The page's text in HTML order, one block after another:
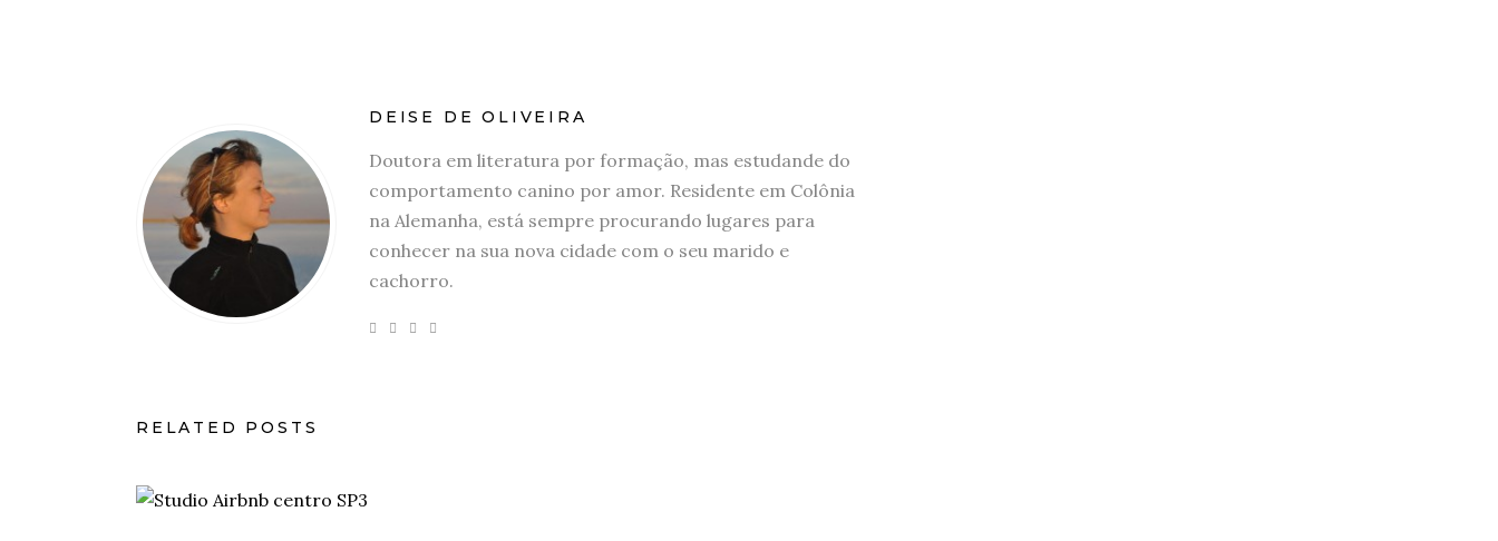
DEISE DE OLIVEIRA
Doutora em literatura por formação, mas estudande do
comportamento canino por amor. Residente em Colônia
na Alemanha, está sempre procurando lugares para
conhecer na sua nova cidade com o seu marido e
cachorro.
RELATED POSTS